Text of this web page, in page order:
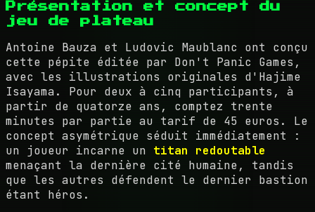
Présentation et concept du
jeu de plateau
Antoine Bauza et Ludovic Maublanc ont conçu
cette pépite éditée par Don't Panic Games,
avec les illustrations originales d'Hajime
Isayama. Pour deux à cinq participants, à
partir de quatorze ans, comptez trente
minutes par partie au tarif de 45 euros. Le
concept asymétrique séduit immédiatement :
un joueur incarne un titan redoutable
menaçant la dernière cité humaine, tandis
que les autres défendent le dernier bastion
étant héros.